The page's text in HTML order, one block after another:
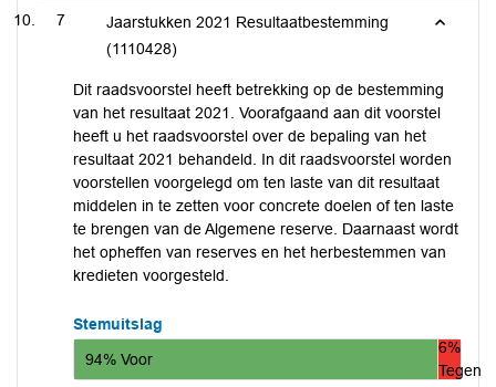
7
Jaarstukken 2021 Resultaatbestemming
(1110428)
Dit raadsvoorstel heeft betrekking op de bestemming
van het resultaat 2021. Voorafgaand aan dit voorstel
heeft u het raadsvoorstel over de bepaling van het
resultaat 2021 behandeld. In dit raadsvoorstel worden
voorstellen voorgelegd om ten laste van dit resultaat
middelen in te zetten voor concrete doelen of ten laste
te brengen van de Algemene reserve. Daarnaast wordt
het opheffen van reserves en het herbestemmen van
kredieten voorgesteld.
Stemuitslag
94% Voor
6%
Tegen